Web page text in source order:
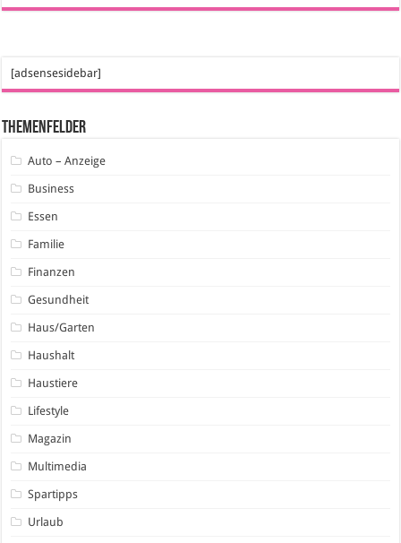
[adsensesidebar]
Themenfelder
Auto – Anzeige
Business
Essen
Familie
Finanzen
Gesundheit
Haus/Garten
Haushalt
Haustiere
Lifestyle
Magazin
Multimedia
Spartipps
Urlaub